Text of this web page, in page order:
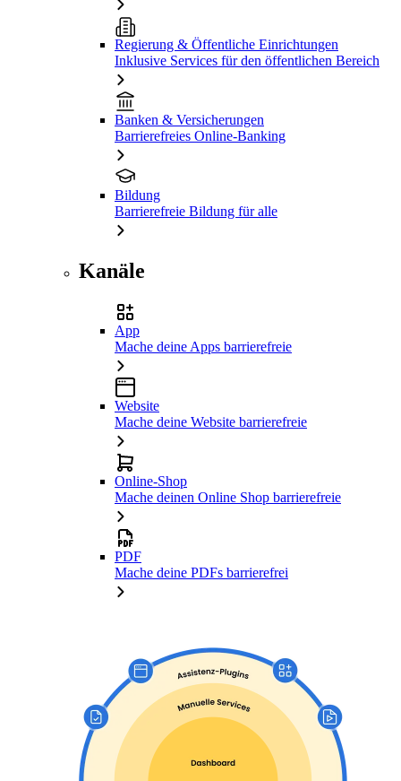
Regierung & Öffentliche Einrichtungen
Inklusive Services für den öffentlichen Bereich
Banken & Versicherungen
Barrierefreies Online-Banking
Bildung
Barrierefreie Bildung für alle
Kanäle
App
Mache deine Apps barrierefreie
Website
Mache deine Website barrierefreie
Online-Shop
Mache deinen Online Shop barrierefreie
PDF
Mache deine PDFs barrierefrei